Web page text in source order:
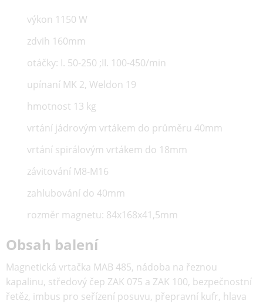
výkon 1150 W
zdvih 160mm
otáčky: I. 50-250 ;II. 100-450/min
upínaní MK 2, Weldon 19
hmotnost 13 kg
vrtání jádrovým vrtákem do průměru 40mm
vrtání spirálovým vrtákem do 18mm
závitování M8-M16
zahlubování do 40mm
rozměr magnetu: 84x168x41,5mm
Obsah balení
Magnetická vrtačka MAB 485, nádoba na řeznou
kapalinu, středový čep ZAK 075 a ZAK 100, bezpečnostní
řetěz, imbus pro seřízení posuvu, přepravní kufr, hlava